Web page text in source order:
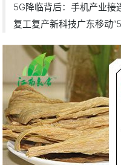
5G降临背后：手机产业接
复工复产新科技广东移动